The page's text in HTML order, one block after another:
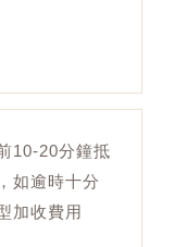
10-20分鐘抵
如逾時十分
加收費用